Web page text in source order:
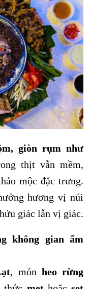
giòn rụm như
thịt vẫn mềm,
mộc đặc trưng.
hương vị núi
giác lẫn vị giác.
không gian ấm
, món heo rừng